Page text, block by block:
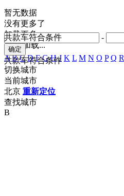
-
共款车符合条件
共款车符合条件
暂无数据
没有更多了
加载更多
正在加载...
A B C D F G H J K L M N O P Q R
切换城市
当前城市
北京 重新定位
查找城市
B